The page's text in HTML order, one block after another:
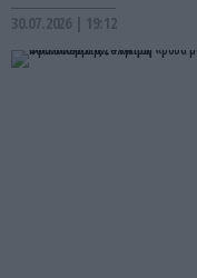
30.07.2026 | 19:12